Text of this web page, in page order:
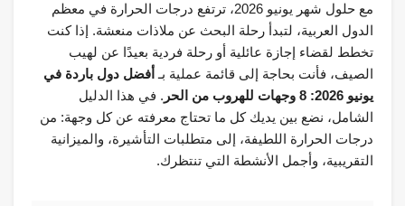
مع حلول شهر يونيو 2026، ترتفع درجات الحرارة في معظم
الدول العربية، لتبدأ رحلة البحث عن ملاذات منعشة. إذا كنت
تخطط لقضاء إجازة عائلية أو رحلة فردية بعيدًا عن لهيب
الصيف، فأنت بحاجة إلى قائمة عملية بـ أفضل دول باردة في
يونيو 2026: 8 وجهات للهروب من الحر
. في هذا الدليل
الشامل، نضع بين يديك كل ما تحتاج معرفته عن كل وجهة: من
درجات الحرارة اللطيفة، إلى متطلبات التأشيرة، والميزانية
التقريبية، وأجمل الأنشطة التي تنتظرك.